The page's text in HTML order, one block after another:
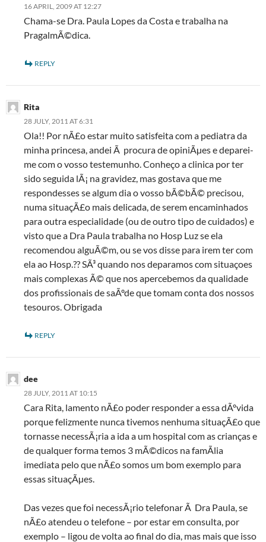
16 APRIL, 2009 AT 12:27
Chama-se Dra. Paula Lopes da Costa e trabalha na
PragalmÃ©dica.
REPLY
Rita
28 JULY, 2011 AT 6:31
Ola!! Por nÃ£o estar muito satisfeita com a pediatra da
minha princesa, andei Ã procura de opiniÃµes e deparei-
me com o vosso testemunho. Conheço a clinica por ter
sido seguida lÃ¡ na gravidez, mas gostava que me
respondesses se algum dia o vosso bÃ©bÃ© precisou,
numa situaçÃ£o mais delicada, de serem encaminhados
para outra especialidade (ou de outro tipo de cuidados) e
visto que a Dra Paula trabalha no Hosp Luz se ela
recomendou alguÃ©m, ou se vos disse para irem ter com
ela ao Hosp.?? SÃ³ quando nos deparamos com situaçoes
mais complexas Ã© que nos apercebemos da qualidade
dos profissionais de saÃºde que tomam conta dos nossos
tesouros. Obrigada
REPLY
dee
28 JULY, 2011 AT 10:15
Cara Rita, lamento nÃ£o poder responder a essa dÃºvida
porque felizmente nunca tivemos nenhuma situaçÃ£o que
tornasse necessÃ¡ria a ida a um hospital com as crianças e
de qualquer forma temos 3 mÃ©dicos na famÃ­lia
imediata pelo que nÃ£o somos um bom exemplo para
essas situaçÃµes.
Das vezes que foi necessÃ¡rio telefonar Ã Dra Paula, se
nÃ£o atendeu o telefone – por estar em consulta, por
exemplo – ligou de volta ao final do dia, mas mais que isso